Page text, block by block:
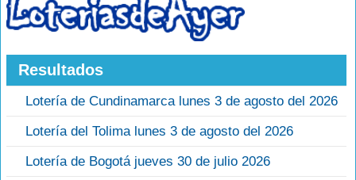
Resultados
Lotería de Cundinamarca lunes 3 de agosto del 2026
Lotería del Tolima lunes 3 de agosto del 2026
Lotería de Bogotá jueves 30 de julio 2026